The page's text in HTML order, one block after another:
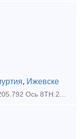
, Ижевске
Продам Оси локомотивные Ось 8ТН.205.792 Ось 8ТН.205.115 Ось 8ТП.205.115 Иван, менеджер Тел: +7 (3412) 918-400 E-mail: info pkf-fakt ru Тип предложения: предлагаю